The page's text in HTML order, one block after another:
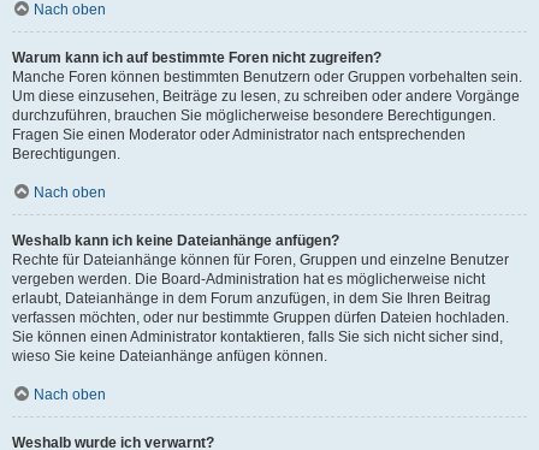
Nach oben
Warum kann ich auf bestimmte Foren nicht zugreifen?
Manche Foren können bestimmten Benutzern oder Gruppen vorbehalten sein.
Um diese einzusehen, Beiträge zu lesen, zu schreiben oder andere Vorgänge
durchzuführen, brauchen Sie möglicherweise besondere Berechtigungen.
Fragen Sie einen Moderator oder Administrator nach entsprechenden
Berechtigungen.
Nach oben
Weshalb kann ich keine Dateianhänge anfügen?
Rechte für Dateianhänge können für Foren, Gruppen und einzelne Benutzer
vergeben werden. Die Board-Administration hat es möglicherweise nicht
erlaubt, Dateianhänge in dem Forum anzufügen, in dem Sie Ihren Beitrag
verfassen möchten, oder nur bestimmte Gruppen dürfen Dateien hochladen.
Sie können einen Administrator kontaktieren, falls Sie sich nicht sicher sind,
wieso Sie keine Dateianhänge anfügen können.
Nach oben
Weshalb wurde ich verwarnt?